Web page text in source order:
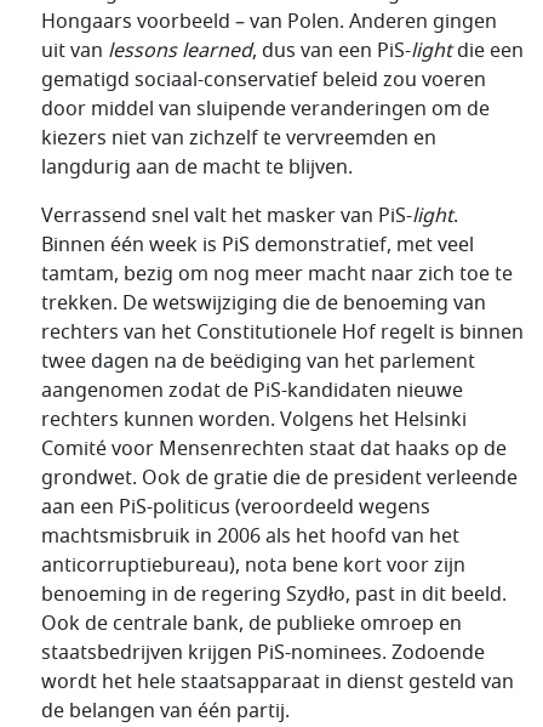
Hongaars voorbeeld – van Polen. Anderen gingen
uit van lessons learned, dus van een PiS-lightdie een
gematigd sociaal-conservatief beleid zou voeren
door middel van sluipende veranderingen om de
kiezers niet van zichzelf te vervreemden en
langdurig aan de macht te blijven.
Verrassend snel valt het masker van PiS-light.
Binnen één week is PiS demonstratief, met veel
tamtam, bezig om nog meer macht naar zich toe te
trekken. De wetswijziging die de benoeming van
rechters van het Constitutionele Hof regelt is binnen
twee dagen na de beëdiging van het parlement
aangenomen zodat de PiS-kandidaten nieuwe
rechters kunnen worden. Volgens het Helsinki
Comité voor Mensenrechten staat dat haaks op de
grondwet. Ook de gratie die de president verleende
aan een PiS-politicus (veroordeeld wegens
machtsmisbruik in 2006 als het hoofd van het
anticorruptiebureau), nota bene kort voor zijn
benoeming in de regering Szydło, past in dit beeld.
Ook de centrale bank, de publieke omroep en
staatsbedrijven krijgen PiS-nominees. Zodoende
wordt het hele staatsapparaat in dienst gesteld van
de belangen van één partij.